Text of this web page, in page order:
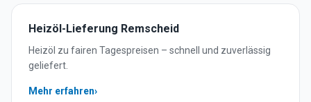
Heizöl-Lieferung Remscheid
Heizöl zu fairen Tagespreisen – schnell und zuverlässig
geliefert.
Mehr erfahren›